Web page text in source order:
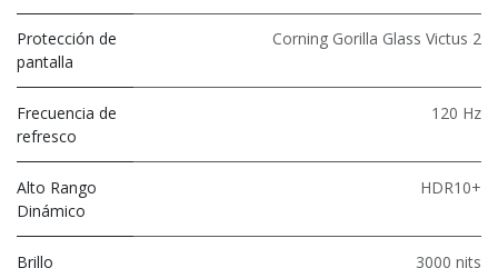
Protección de
pantalla
Corning Gorilla Glass Victus 2
Frecuencia de
refresco
120 Hz
Alto Rango
Dinámico
HDR10+
Brillo 3000 nits